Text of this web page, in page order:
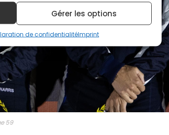
Gérer les options
de confidentialitéImprint
59